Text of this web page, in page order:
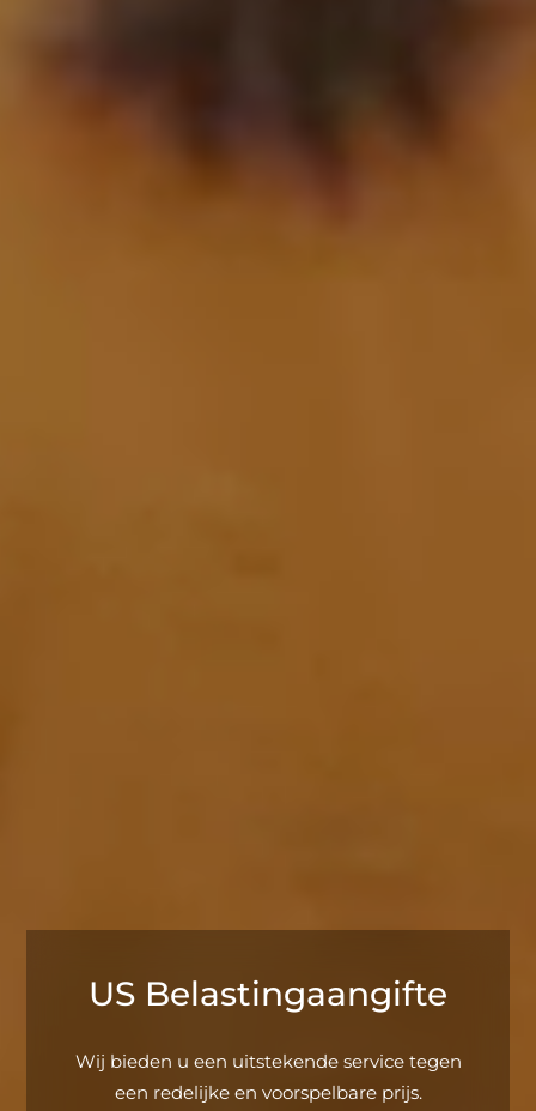
US Belastingaangifte
Wij bieden u een uitstekende service tegen
een redelijke en voorspelbare prijs.